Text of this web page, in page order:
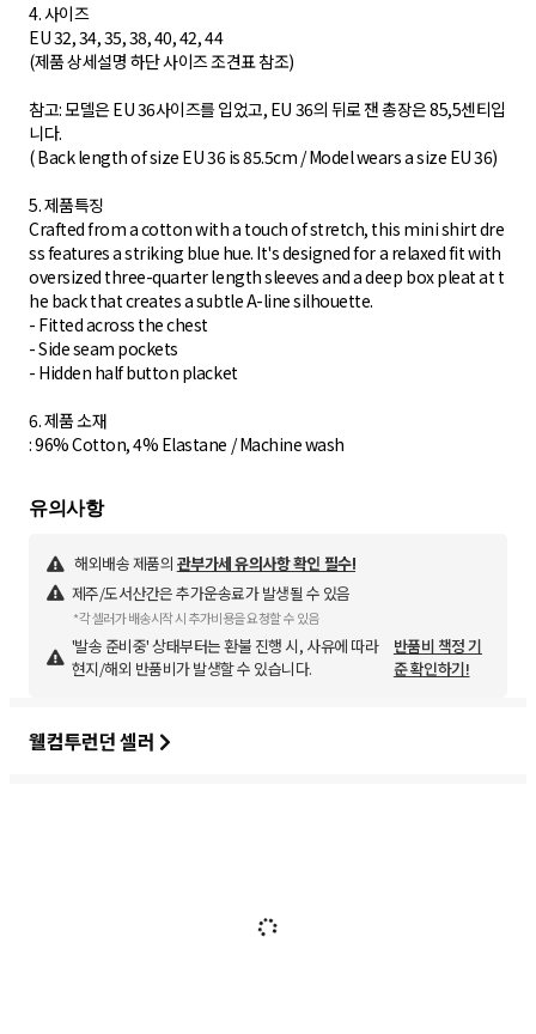
4. 사이즈
EU 32, 34, 35, 38, 40, 42, 44
(제품 상세설명 하단 사이즈 조견표 참조)
참고: 모델은 EU 36사이즈를 입었고, EU 36의 뒤로 잰 총장은 85,5센티입
니다.
( Back length of size EU 36 is 85.5cm / Model wears a size EU 36)
5. 제품특징
Crafted from a cotton with a touch of stretch, this mini shirt dre
ss features a striking blue hue. It's designed for a relaxed fit with
oversized three-quarter length sleeves and a deep box pleat at t
he back that creates a subtle A-line silhouette.
- Fitted across the chest
- Side seam pockets
- Hidden half button placket
6. 제품 소재
: 96% Cotton, 4% Elastane / Machine wash
유의사항
해외배송 제품의 관부가세 유의사항 확인 필수!
제주/도서산간은 추가운송료가 발생될 수 있음
*각 셀러가 배송시작 시 추가비용을 요청할 수 있음
'발송 준비중' 상태부터는 환불 진행 시, 사유에 따라
현지/해외 반품비가 발생할 수 있습니다.
반품비 책정 기
준 확인하기!
웰컴투런던 셀러